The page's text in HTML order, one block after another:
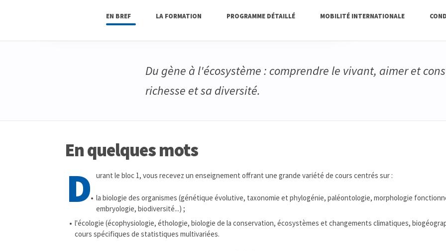
EN BREF LA FORMATION PROGRAMME DÉTAILLÉ MOBILITÉ INTERNATIONALE
Du gène à l'écosystème : comprendre le vivant, aimer et
richesse et sa diversité.
En quelques mots
D urant le bloc 1, vous recevez un enseignement offrant une grande variété de cours centrés sur :
la biologie des organismes (génétique évolutive, taxonomie et phylogénie, paléontologie, morphologie
embryologie, biodiversité...) ;
l'écologie (écophysiologie, éthologie, biologie de la conservation, écosystèmes et changements climatiques,
cours spécifiques de statistiques multivariées.